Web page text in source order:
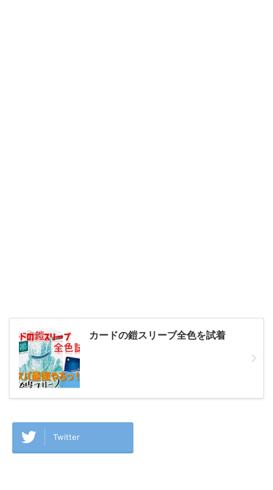
カードの鎧スリーブ全色を試着
Twitter